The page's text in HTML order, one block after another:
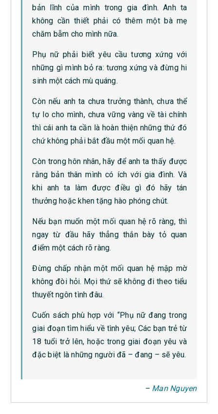
bản lĩnh của mình trong gia đình. Anh ta
không cần thiết phải có thêm một bà mẹ
chăm bẵm cho mình nữa.
Phụ nữ phải biết yêu cầu tương xứng với
những gì mình bỏ ra: tương xứng và đừng hi
sinh một cách mù quáng.
Còn nếu anh ta chưa trưởng thành, chưa thể
tự lo cho mình, chưa vững vàng về tài chính
thì cái anh ta cần là hoàn thiện những thứ đó
chứ không phải bắt đầu một mối quan hệ.
Còn trong hôn nhân, hãy để anh ta thấy được
rằng bản thân mình có ích với gia đình. Và
khi anh ta làm được điều gì đó hãy tán
thưởng hoặc khen tặng hào phóng chút.
Nếu bạn muốn một mối quan hệ rõ ràng, thì
ngay từ đầu hãy thẳng thắn bày tỏ quan
điểm một cách rõ ràng.
Đừng chấp nhận một mối quan hệ mập mờ
không đòi hỏi. Mọi thứ sẽ không đi theo tiểu
thuyết ngôn tình đâu.
Cuốn sách phù hợp với “Phụ nữ đang trong
giai đoạn tìm hiểu về tình yêu; Các bạn trẻ từ
18 tuổi trở lên, hoặc trong giai đoạn yêu và
đặc biệt là những người đã – đang – sẽ yêu.
– Man Nguyen